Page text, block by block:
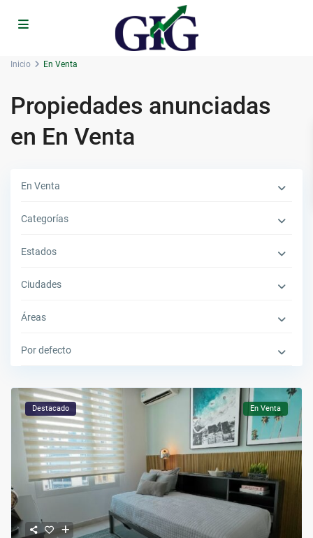
Inicio En Venta
Propiedades anunciadas
en En Venta
En Venta
Categorías
Estados
Ciudades
Áreas
Por defecto
Destacado En Venta